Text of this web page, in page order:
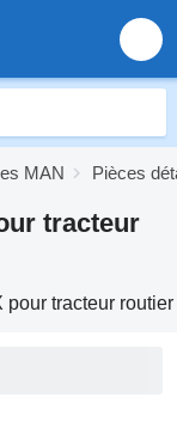
MAN Pièces
tracteur
pour tracteur routier